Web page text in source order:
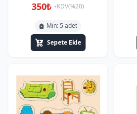
350₺ +KDV(%20)
Min: 5 adet
Sepete Ekle